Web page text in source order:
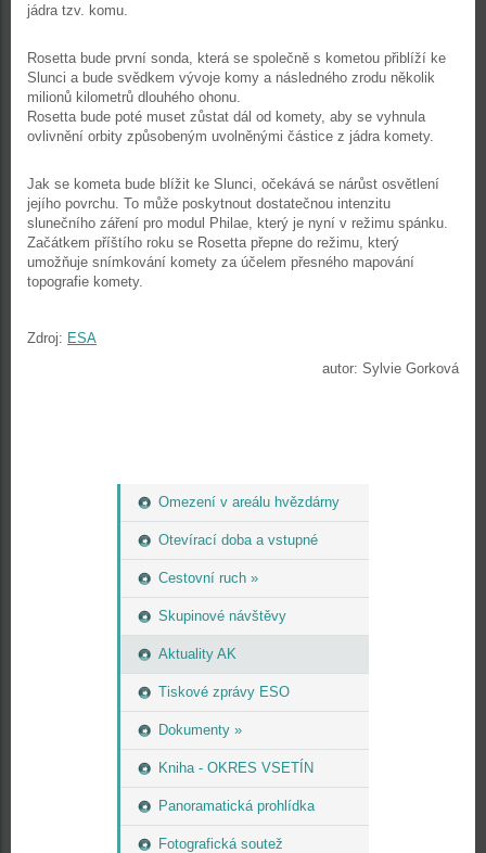
Omezení v areálu hvězdárny
Otevírací doba a vstupné
Cestovní ruch »
Skupinové návštěvy
Aktuality AK
Tiskové zprávy ESO
Dokumenty »
Kniha - OKRES VSETÍN
Panoramatická prohlídka
Fotografická soutež
jádra tzv. komu.
Rosetta bude první sonda, která se společně s kometou přiblíží ke
Slunci a bude svědkem vývoje komy a následného zrodu několik
milionů kilometrů dlouhého ohonu.
Rosetta bude poté muset zůstat dál od komety, aby se vyhnula
ovlivnění orbity způsobeným uvolněnými částice z jádra komety.
Jak se kometa bude blížit ke Slunci, očekává se nárůst osvětlení
jejího povrchu. To může poskytnout dostatečnou intenzitu
slunečního záření pro modul Philae, který je nyní v režimu spánku.
Začátkem příštího roku se Rosetta přepne do režimu, který
umožňuje snímkování komety za účelem přesného mapování
topografie komety.
Zdroj: ESA
autor: Sylvie Gorková